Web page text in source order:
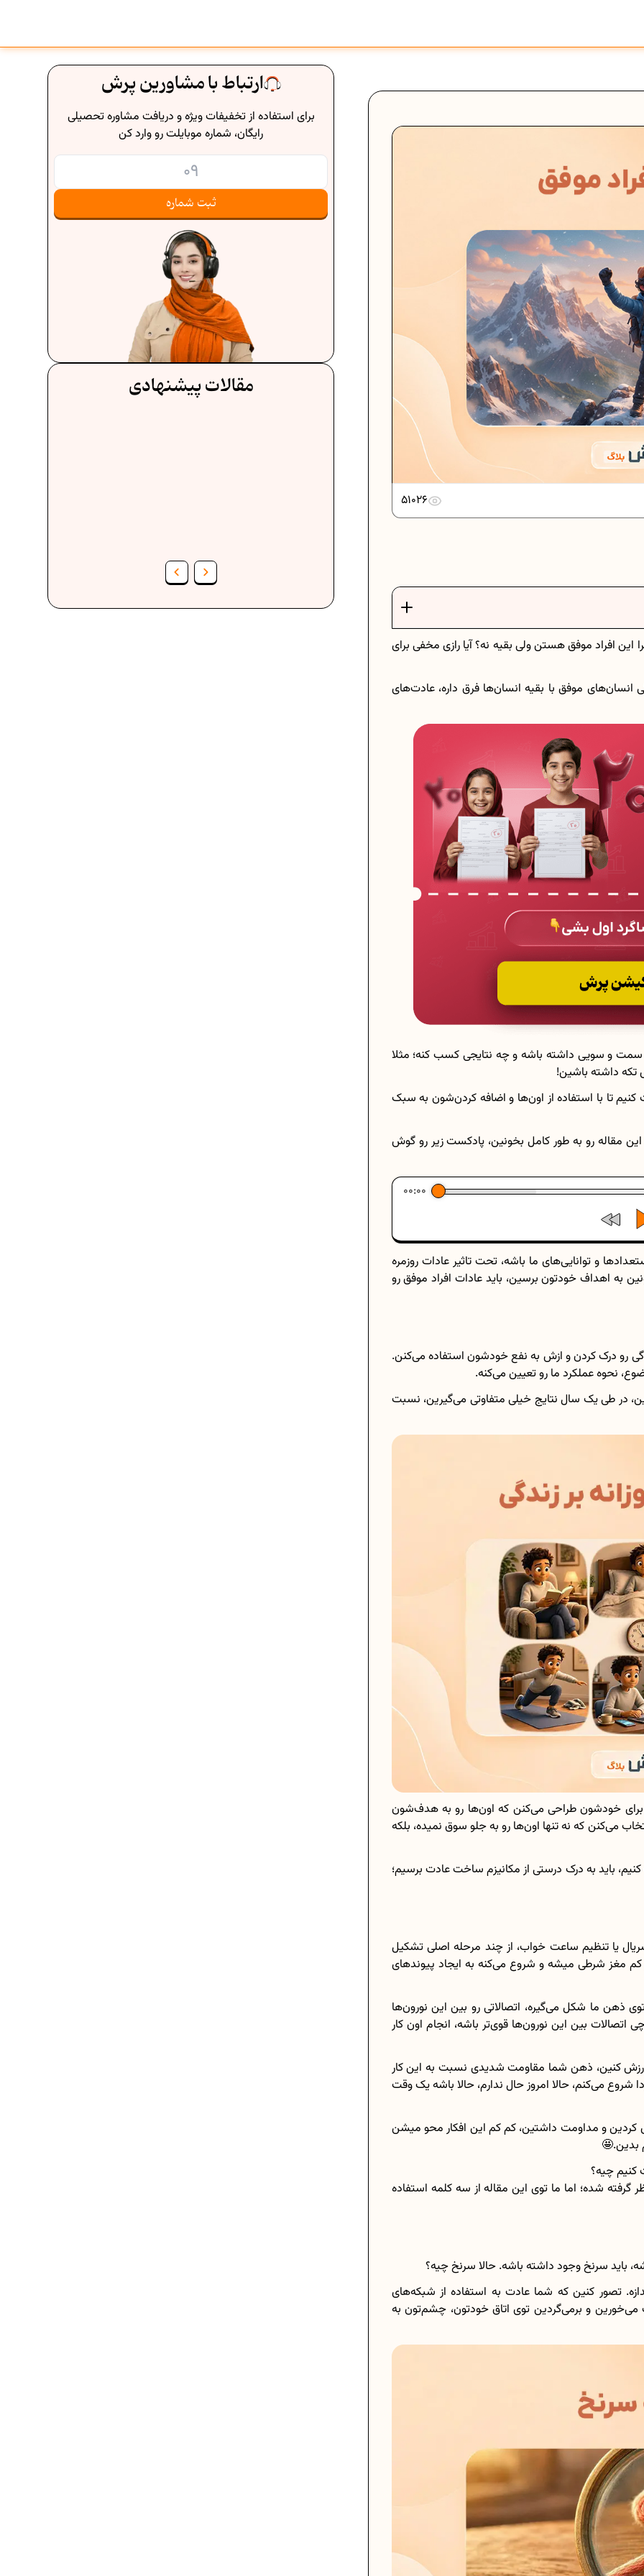
ارتباط با مشاورین پرش
برای استفاده از تخفیفات ویژه و دریافت مشاوره تحصیلی
رایگان، شماره موبایلت رو وارد کن
ثبت شماره
مقالات پیشنهادی
فرمول حجم اشکال هندسی در ریاضیات
برنامه‌ ریزی درسی هفتم
عادات افراد موفق
چگونه برنامه‌ ریزی درسی کنیم؟
دانلود رایگان نمونه سوالات امتحانی...
دانلود رایگان کتاب‌های دوازدهم...
اعداد صحیح، طبیعی و گویا چه اعدادی...
حذفیات کنکور انسانی 1404
فرمول حجم اشکال هندسی در ریاضیات
برنامه‌ ریزی درسی هفتم
51026
این افراد موفق هستن ولی بقیه نه؟ آیا رازی مخفی برای
موفق با بقیه انسان‌ها فرق داره، عادت‌های
و سویی داشته باشه و چه نتایجی کسب کنه؛ مثلا
داشته باشین!
تا با استفاده از اون‌ها و اضافه کردن‌شون به سبک
مقاله رو به طور کامل بخونین، پادکست زیر رو گوش
00:00
و توانایی‌های ما باشه، تحت تاثیر عادات روزمره
اهداف خودتون برسین، باید عادات افراد موفق رو
رو درک کردن و ازش به نفع خودشون استفاده می‌کنن.
نحوه عملکرد ما رو تعیین می‌کنه.
در طی یک سال نتایج خیلی متفاوتی می‌گیرین، نسبت
برای خودشون طراحی می‌کنن که اون‌ها رو به هدف‌شون
می‌کنن که نه تنها اون‌ها رو به جلو سوق نمیده، بلکه
باید به درک درستی از مکانیزم ساخت عادت برسیم؛
یا تنظیم ساعت خواب، از چند مرحله اصلی تشکیل
مغز شرطی میشه و شروع می‌کنه به ایجاد پیوندهای
ذهن ما شکل می‌گیره، اتصالاتی رو بین این نورون‌ها
اتصالات بین این نورون‌ها قوی‌تر باشه، انجام اون کار
کنین، ذهن شما مقاومت شدیدی نسبت به این کار
شروع می‌کنم، حالا امروز حال ندارم، حالا باشه یک وقت
کردین و مداومت داشتین، کم کم این افکار محو میشن
بدین.🤩
کنیم چیه؟
شده؛ اما ما توی این مقاله از سه کلمه استفاده
باید سرنخ وجود داشته باشه. حالا سرنخ چیه؟
تصور کنین که شما عادت به استفاده از شبکه‌های
می‌خورین و برمی‌گردین توی اتاق خودتون، چشم‌تون به